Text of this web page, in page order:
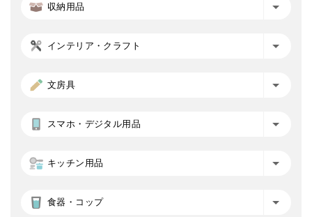
収納用品
インテリア・クラフト
文房具
スマホ・デジタル用品
キッチン用品
食器・コップ